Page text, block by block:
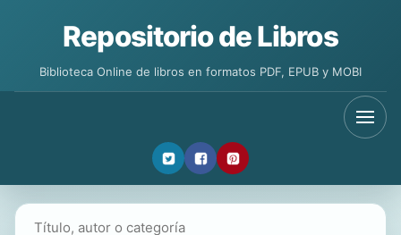
Repositorio de Libros
Biblioteca Online de libros en formatos PDF, EPUB y MOBI